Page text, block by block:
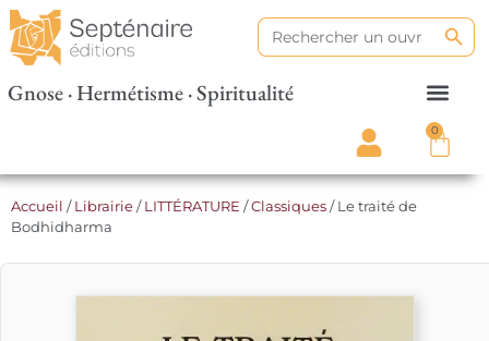
Search
for:
Gnose · Hermétisme · Spiritualité
0
Accueil /Librairie/LITTÉRATURE /Classiques/ Le traité de
Bodhidharma